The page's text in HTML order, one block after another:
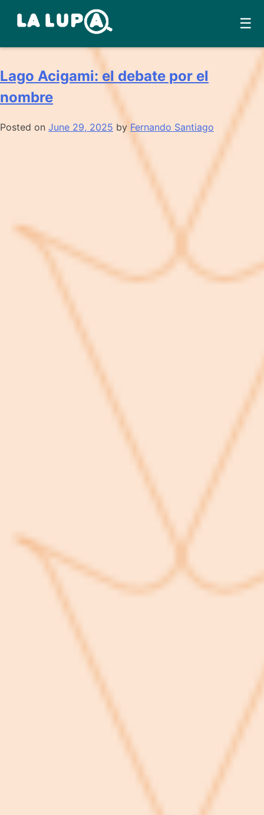
Skip
content
☰
Área:Toponímia
Lago Acigami: el debate por el
nombre
Posted on June 29, 2025 by Fernando Santiago